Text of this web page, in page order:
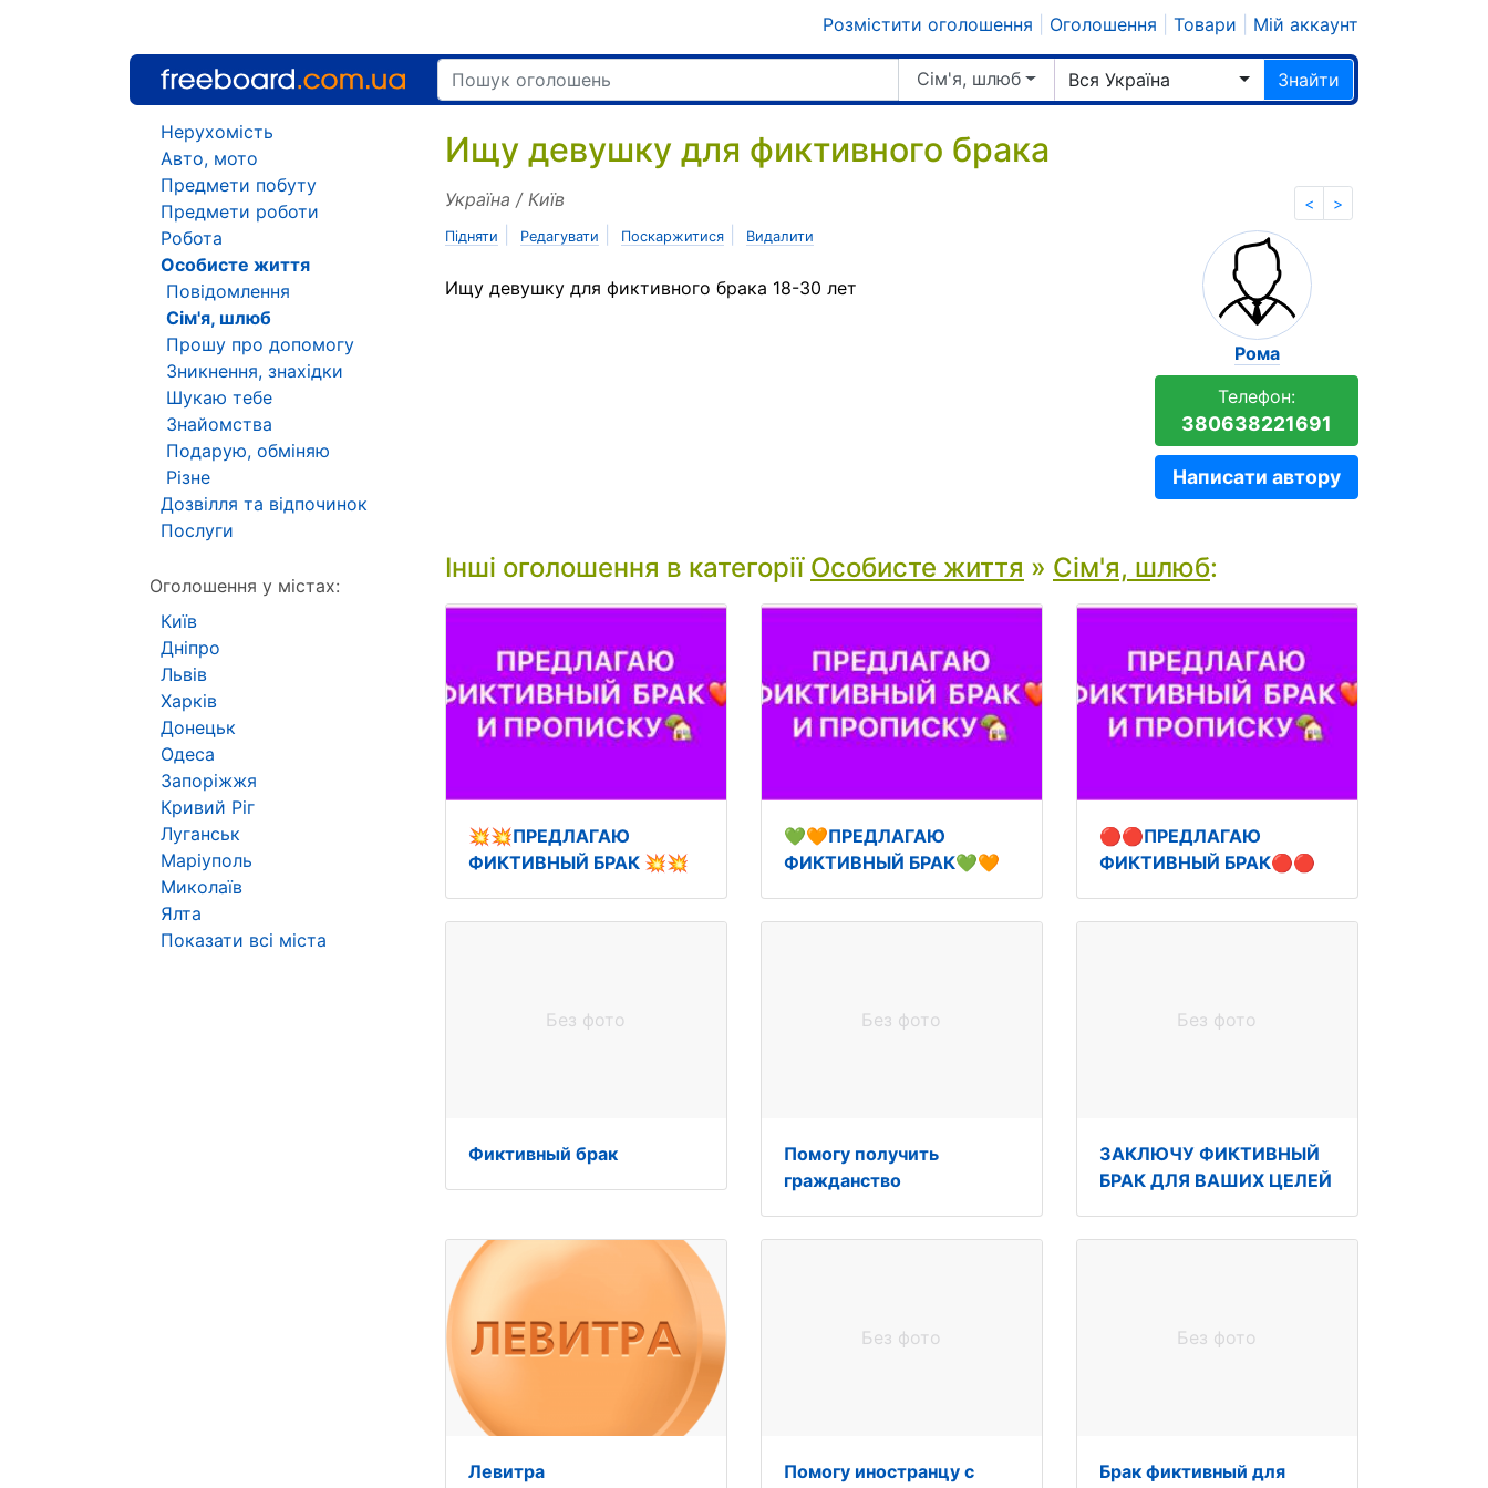
Розмістити оголошення Оголошення Товари Мій аккаунт
Сім'я, шлюб Вся Україна Знайти
Ищу девушку для фиктивного брака
< >
Україна / Київ
Підняти Редагувати Поскаржитися Видалити
Ищу девушку для фиктивного брака 18-30 лет
Рома
Телефон:
380638221691
Написати автору
Інші оголошення в категорії Особисте життя » Сім'я, шлюб:
💥💥ПРЕДЛАГАЮ
ФИКТИВНЫЙ БРАК 💥💥
💚🧡ПРЕДЛАГАЮ
ФИКТИВНЫЙ БРАК💚🧡
🔴🔴ПРЕДЛАГАЮ
ФИКТИВНЫЙ БРАК🔴🔴
Без фото
Фиктивный брак
Без фото
Помогу получить
гражданство
Без фото
ЗАКЛЮЧУ ФИКТИВНЫЙ
БРАК ДЛЯ ВАШИХ ЦЕЛЕЙ
Левитра
Без фото
Помогу иностранцу с
Без фото
Брак фиктивный для
Нерухомість
Авто, мото
Предмети побуту
Предмети роботи
Робота
Особисте життя
Повідомлення
Сім'я, шлюб
Прошу про допомогу
Зникнення, знахідки
Шукаю тебе
Знайомства
Подарую, обміняю
Різне
Дозвілля та відпочинок
Послуги
Оголошення у містах:
Київ
Дніпро
Львів
Харків
Донецьк
Одеса
Запоріжжя
Кривий Ріг
Луганськ
Маріуполь
Миколаїв
Ялта
Показати всі міста